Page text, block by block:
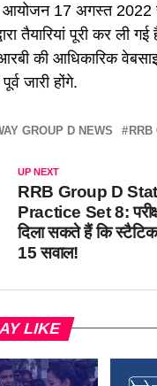
का आयोजन 17 अगस्त
तैयारियां पूरी कर ली गई है.
की आधिकारिक
जारी होंगे.
GROUP D NEWS RRB
UP NEXT
RRB Group D
Practice Set 8:
दिला सकते हैं कि
15 सवाल!
LIKE